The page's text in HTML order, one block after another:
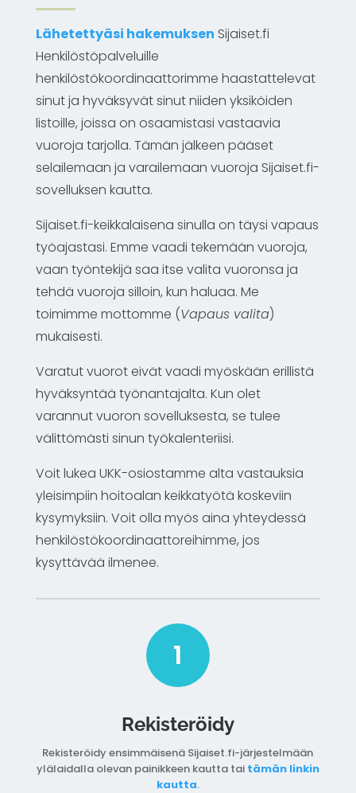
Lähetettyäsi hakemuksen Sijaiset.fi
Henkilöstöpalveluille
henkilöstökoordinaattorimme haastattelevat
sinut ja hyväksyvät sinut niiden yksiköiden
listoille, joissa on osaamistasi vastaavia
vuoroja tarjolla. Tämän jälkeen pääset
selailemaan ja varailemaan vuoroja Sijaiset.fi-
sovelluksen kautta.
Sijaiset.fi-keikkalaisena sinulla on täysi vapaus
työajastasi. Emme vaadi tekemään vuoroja,
vaan työntekijä saa itse valita vuoronsa ja
tehdä vuoroja silloin, kun haluaa. Me
toimimme mottomme (Vapaus valita)
mukaisesti.
Varatut vuorot eivät vaadi myöskään erillistä
hyväksyntää työnantajalta. Kun olet
varannut vuoron sovelluksesta, se tulee
välittömästi sinun työkalenteriisi.
Voit lukea UKK-osiostamme alta vastauksia
yleisimpiin hoitoalan keikkatyötä koskeviin
kysymyksiin. Voit olla myös aina yhteydessä
henkilöstökoordinaattoreihimme, jos
kysyttävää ilmenee.
1
Rekisteröidy
Rekisteröidy ensimmäisenä Sijaiset.fi-järjestelmään
ylälaidalla olevan painikkeen kautta tai tämän linkin
kautta.